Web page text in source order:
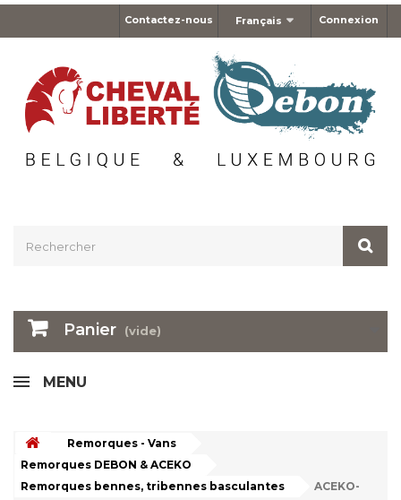
Connexion
Français
Contactez-nous
Panier (vide)
MENU
Remorques - Vans
Remorques DEBON & ACEKO
Remorques bennes, tribennes basculantes
ACEKO-